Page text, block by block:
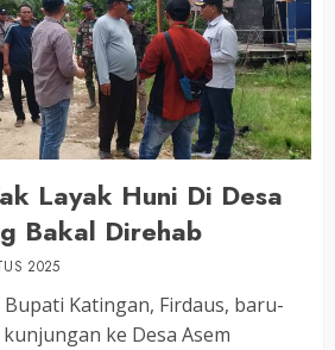
Layak Huni Di Desa
Bakal Direhab
2025
Bupati Katingan, Firdaus, baru-
ke Desa Asem